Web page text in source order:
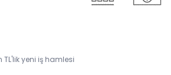
TL'lik yeni iş hamlesi